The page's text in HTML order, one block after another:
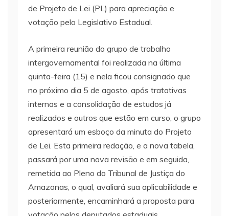
de Projeto de Lei (PL) para apreciação e
votação pelo Legislativo Estadual.
A primeira reunião do grupo de trabalho
intergovernamental foi realizada na última
quinta-feira (15) e nela ficou consignado que
no próximo dia 5 de agosto, após tratativas
internas e a consolidação de estudos já
realizados e outros que estão em curso, o grupo
apresentará um esboço da minuta do Projeto
de Lei. Esta primeira redação, e a nova tabela,
passará por uma nova revisão e em seguida,
remetida ao Pleno do Tribunal de Justiça do
Amazonas, o qual, avaliará sua aplicabilidade e
posteriormente, encaminhará a proposta para